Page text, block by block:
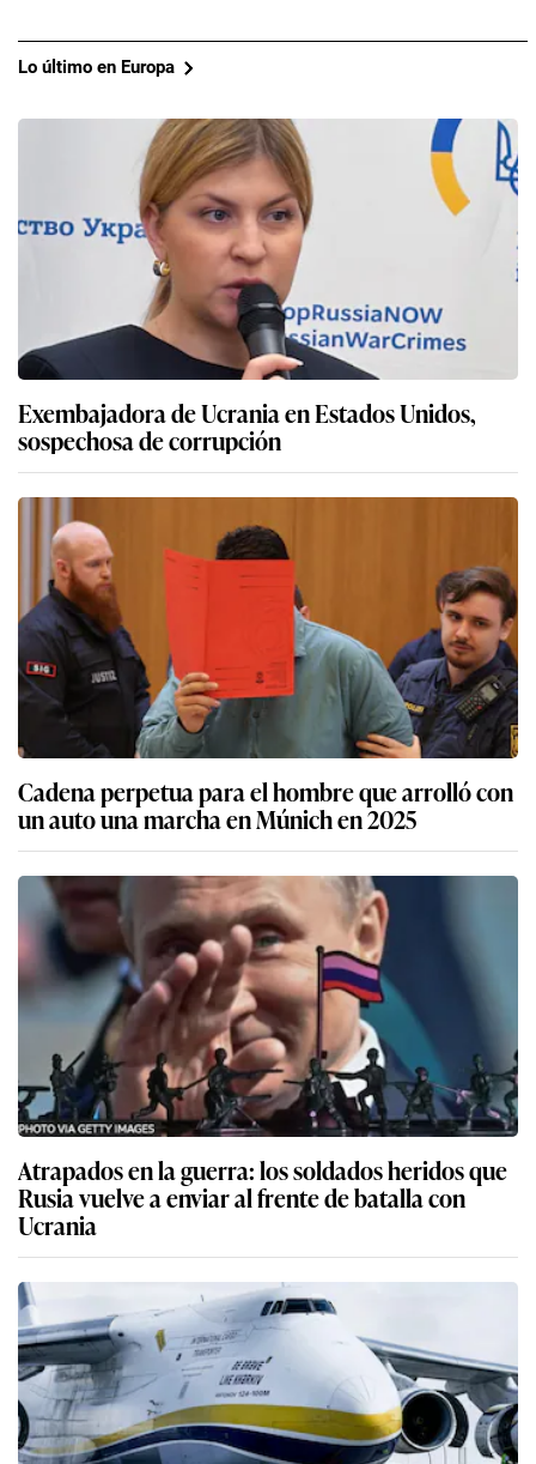
Lo último en Europa
Exembajadora de Ucrania en Estados Unidos,
sospechosa de corrupción
Cadena perpetua para el hombre que arrolló con
un auto una marcha en Múnich en 2025
Atrapados en la guerra: los soldados heridos que
Rusia vuelve a enviar al frente de batalla con
Ucrania